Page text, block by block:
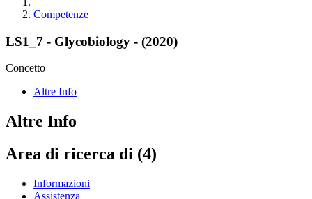
Competenze
LS1_7 - Glycobiology - (2020)
Concetto
Altre Info
Altre Info
Area di ricerca di (4)
Informazioni
Assistenza